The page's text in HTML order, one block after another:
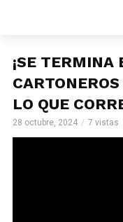
¡SE TERMINA
LO QUE
28 octubre, 2024 7 vistas